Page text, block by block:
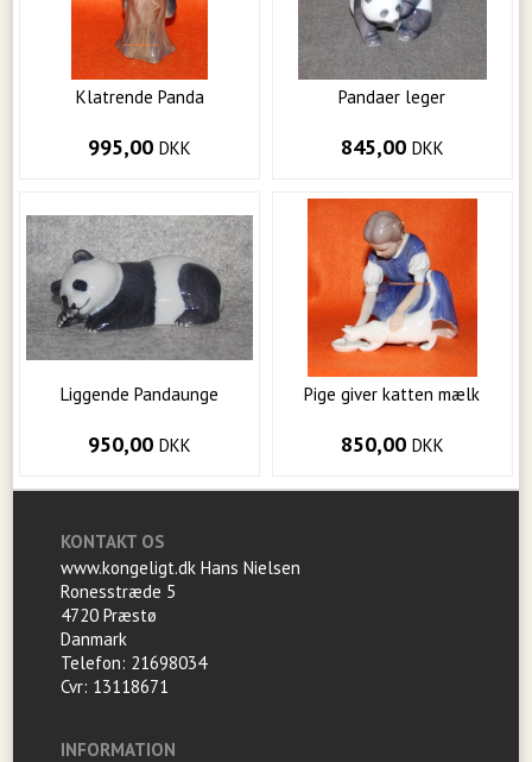
Klatrende Panda
995,00DKK
Pandaer leger
845,00 DKK
Liggende Pandaunge
950,00DKK
Pige giver katten mælk
850,00 DKK
KONTAKT OS
www.kongeligt.dk Hans Nielsen
Ronesstræde 5
4720 Præstø
Danmark
Telefon: 21698034
Cvr: 13118671
INFORMATION